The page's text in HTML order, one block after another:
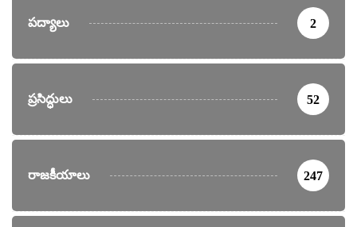
పద్యాలు 2
ప్రసిద్ధులు 52
రాజకీయాలు 247